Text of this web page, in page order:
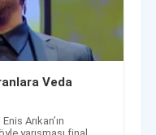
Veda
Arıkan’ın